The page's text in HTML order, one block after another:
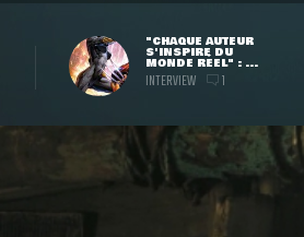
"CHAQUE AUTEUR
S'INSPIRE DU
MONDE RÉEL" : ...
INTERVIEW 1